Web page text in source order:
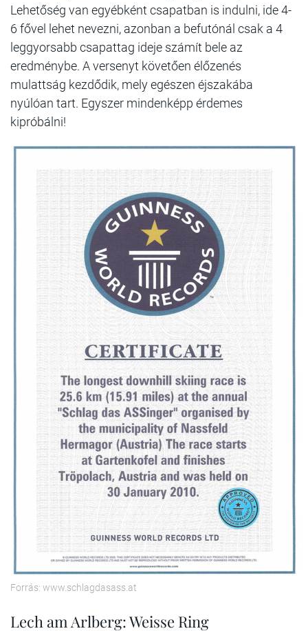
Lehetőség van egyébként csapatban is indulni, ide 4-
6 fővel lehet nevezni, azonban a befutónál csak a 4
leggyorsabb csapattag ideje számít bele az
eredménybe. A versenyt követően élőzenés
mulattság kezdődik, mely egészen éjszakába
nyúlóan tart. Egyszer mindenképp érdemes
kipróbálni!
Forrás: www.schlagdasass.at
Lech am Arlberg: Weisse Ring